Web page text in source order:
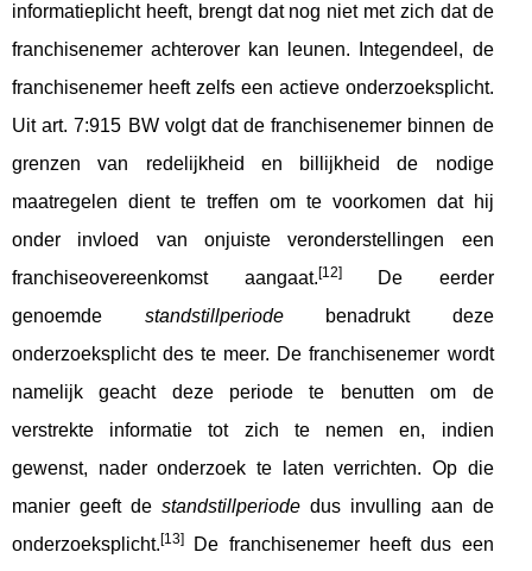
informatieplicht heeft, brengt dat nog niet met zich dat de
franchisenemer achterover kan leunen. Integendeel, de
franchisenemer heeft zelfs een actieve onderzoeksplicht.
Uit art. 7:915 BW volgt dat de franchisenemer binnen de
grenzen van redelijkheid en billijkheid de nodige
maatregelen dient te treffen om te voorkomen dat hij
onder invloed van onjuiste veronderstellingen een
franchiseovereenkomst aangaat.[12]De eerder
genoemde standstillperiodebenadrukt deze
onderzoeksplicht des te meer. De franchisenemer wordt
namelijk geacht deze periode te benutten om de
verstrekte informatie tot zich te nemen en, indien
gewenst, nader onderzoek te laten verrichten. Op die
manier geeft de standstillperiodedus invulling aan de
onderzoeksplicht.[13]
De franchisenemer heeft dus een